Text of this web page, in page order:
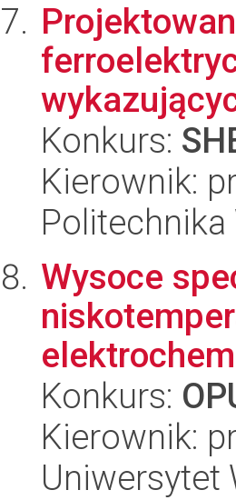
Konkurs:
Kierownik:
Politechnika
Wysoce
Konkurs:
Kierownik:
Uniwersytet